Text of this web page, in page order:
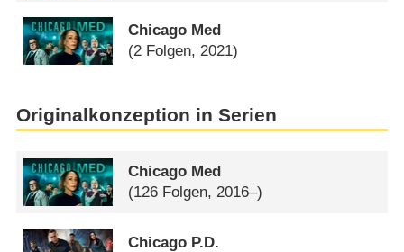
Chicago Med
(2 Folgen, 2021)
Originalkonzeption in Serien
Chicago Med
(126 Folgen, 2016–)
Chicago P.D.